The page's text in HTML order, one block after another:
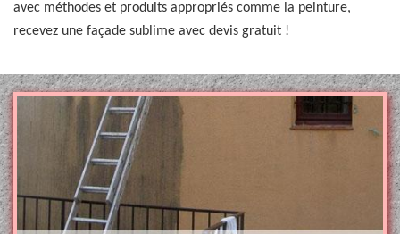
avec méthodes et produits appropriés comme la peinture,
recevez une façade sublime avec devis gratuit !